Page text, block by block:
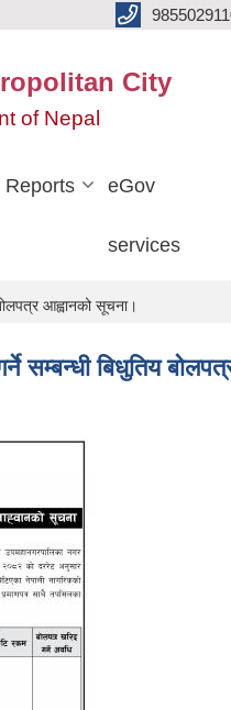
City
of Nepal
Reports eGov
services
आह्वानको सूचना।
बिधुतिय